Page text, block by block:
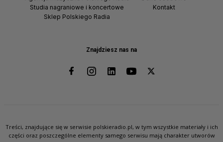
Znajdziesz nas na
Studia nagraniowe i koncertowe
Sklep Polskiego Radia
Kontakt
Treści, znajdujące się w serwisie polskieradio.pl, w tym wszystkie materiały i ich
części oraz poszczególne elementy samego serwisu mają charakter utworów